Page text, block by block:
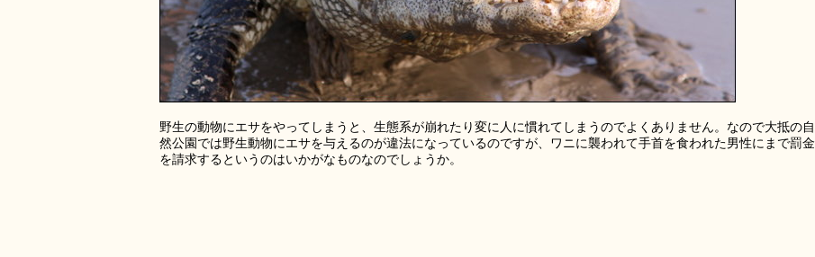
野生の動物にエサをやってしまうと、生態系が崩れたり変に人に慣れてしまうのでよくありません。なので大抵の自
然公園では野生動物にエサを与えるのが違法になっているのですが、ワニに襲われて手首を食われた男性にまで罰金
を請求するというのはいかがなものなのでしょうか。